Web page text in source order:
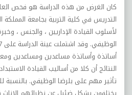
كان الغرض من هذه الدراسة هو فحص
التدريس في كلية التربية بجامعة المملكة
لأسلوب القيادة الإداريين ، والجنس ،
أساتذة وأساتذة مساعدين ومساعدين
النتائج أن كلا من أساليب القيادة
تأثير مهم على بلرضا الوظيفي. بالنسبة